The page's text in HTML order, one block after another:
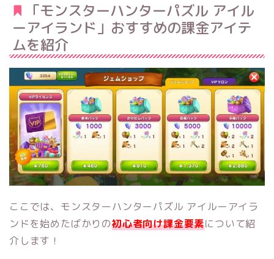
「モンスターハンターパズル アイル
ーアイランド」おすすめの課金アイテ
ムを紹介
ここでは、モンスターハンターパズル アイルーアイラ
ンドを始めたばかりの初心者向け課金要素について紹
介します！